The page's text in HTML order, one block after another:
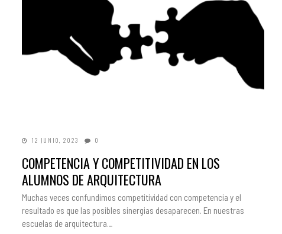
12 JUNIO, 2023 0
COMPETENCIA Y COMPETITIVIDAD EN LOS
ALUMNOS DE ARQUITECTURA
Muchas veces confundimos competitividad con competencia y el
resultado es que las posibles sinergias desaparecen. En nuestras
escuelas de arquitectura…